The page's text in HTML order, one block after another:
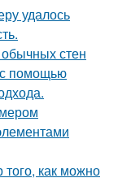
удалось
стен
с помощью
как можно